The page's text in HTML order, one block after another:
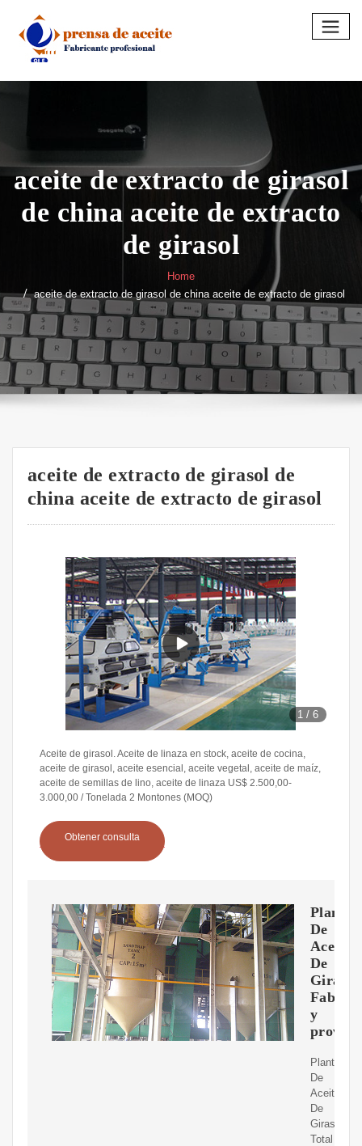
content
aceite de extracto de girasol
de china aceite de extracto
de girasol
Home
aceite de extracto de girasol de china aceite de extracto de girasol
aceite de extracto de girasol de
china aceite de extracto de girasol
1 /6
Aceite de girasol. Aceite de linaza en stock, aceite de cocina,
aceite de girasol, aceite esencial, aceite vegetal, aceite de maíz,
aceite de semillas de lino, aceite de linaza US$ 2.500,00-
3.000,00 / Tonelada 2 Montones (MOQ)
Obtener consulta
Planta
De
Aceite
De
Girasol
y
Planta
De
Aceite
De
Girasol
Total